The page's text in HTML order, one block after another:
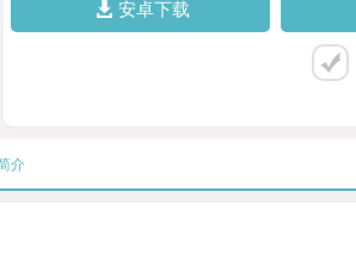
安卓下载
介